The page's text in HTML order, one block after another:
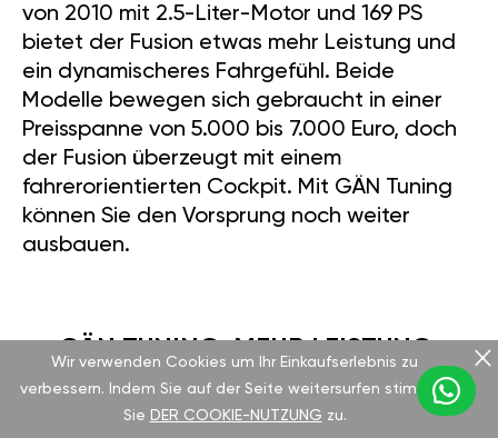
von 2010 mit 2.5-Liter-Motor und 169 PS
bietet der Fusion etwas mehr Leistung und
ein dynamischeres Fahrgefühl. Beide
Modelle bewegen sich gebraucht in einer
Preisspanne von 5.000 bis 7.000 Euro, doch
der Fusion überzeugt mit einem
fahrerorientierten Cockpit. Mit GÄN Tuning
können Sie den Vorsprung noch weiter
ausbauen.
GÄN TUNING: MEHR LEISTUNG,
MEHR KONTROLLE
Wir verwenden Cookies um Ihr Einkaufserlebnis zu
verbessern. Indem Sie auf der Seite weitersurfen stimmen
Sie DER COOKIE-NUTZUNG zu.